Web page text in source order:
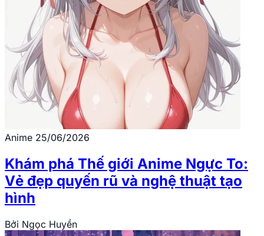
Anime 25/06/2026
Khám phá Thế giới Anime Ngực To:
Vẻ đẹp quyến rũ và nghệ thuật tạo
hình
Bởi Ngọc Huyền